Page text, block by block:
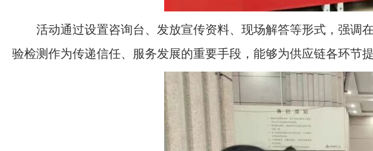
活动通过设置咨询台、发放宣传资料、现场解答等形式，强调
验检测作为传递信任、服务发展的重要手段，能够为供应链各环节